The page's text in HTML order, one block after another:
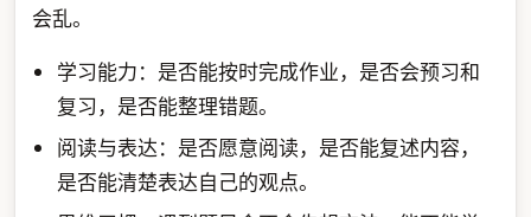
会乱。
学习能力：是否能按时完成作业，是否会预习和
复习，是否能整理错题。
阅读与表达：是否愿意阅读，是否能复述内容，
是否能清楚表达自己的观点。